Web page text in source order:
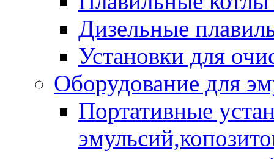
Дизельные
Установки для
Оборудование для
Портативные